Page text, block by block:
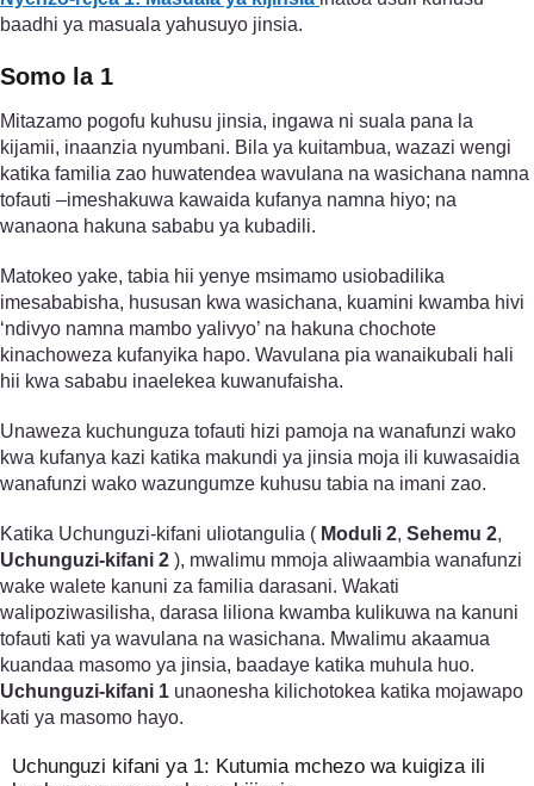
baadhi ya masuala yahusuyo jinsia.
Somo la 1
Mitazamo pogofu kuhusu jinsia, ingawa ni suala pana la
kijamii, inaanzia nyumbani. Bila ya kuitambua, wazazi wengi
katika familia zao huwatendea wavulana na wasichana namna
tofauti –imeshakuwa kawaida kufanya namna hiyo; na
wanaona hakuna sababu ya kubadili.
Matokeo yake, tabia hii yenye msimamo usiobadilika
imesababisha, hususan kwa wasichana, kuamini kwamba hivi
‘ndivyo namna mambo yalivyo’ na hakuna chochote
kinachoweza kufanyika hapo. Wavulana pia wanaikubali hali
hii kwa sababu inaelekea kuwanufaisha.
Unaweza kuchunguza tofauti hizi pamoja na wanafunzi wako
kwa kufanya kazi katika makundi ya jinsia moja ili kuwasaidia
wanafunzi wako wazungumze kuhusu tabia na imani zao.
Katika Uchunguzi-kifani uliotangulia ( Moduli 2, Sehemu 2,
Uchunguzi-kifani 2 ), mwalimu mmoja aliwaambia wanafunzi
wake walete kanuni za familia darasani. Wakati
walipoziwasilisha, darasa liliona kwamba kulikuwa na kanuni
tofauti kati ya wavulana na wasichana. Mwalimu akaamua
kuandaa masomo ya jinsia, baadaye katika muhula huo.
Uchunguzi-kifani 1 unaonesha kilichotokea katika mojawapo
kati ya masomo hayo.
Uchunguzi kifani ya 1: Kutumia mchezo wa kuigiza ili